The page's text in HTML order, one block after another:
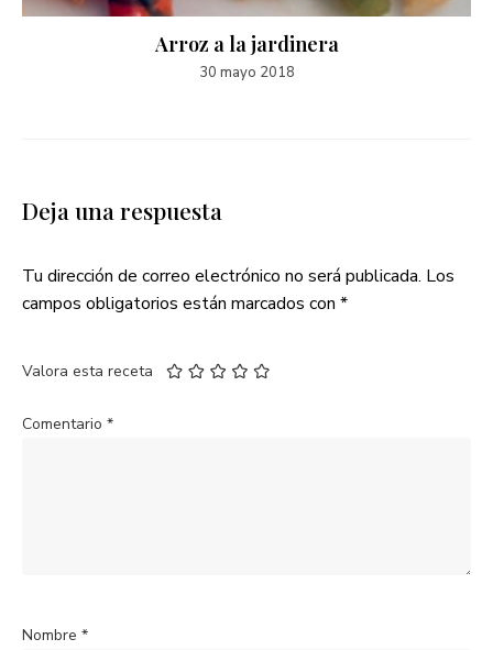
Arroz a la jardinera
30 mayo 2018
Deja una respuesta
Tu dirección de correo electrónico no será publicada. Los
campos obligatorios están marcados con *
Valora esta receta
Comentario *
Nombre *